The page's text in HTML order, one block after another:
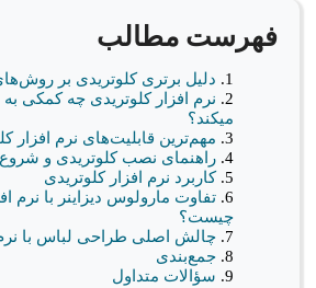
فهرست مطالب
دلیل برتری کلوتریدی بر
نرم افزار کلوتریدی چه کمکی
میکند؟
مهم‌ترین قابلیت‌های نرم افزار
راهنمای نصب کلوتریدی و شروع
کاربرد نرم افزار کلوتریدی
تفاوت مارولوس دیزاینر با نرم
چیست؟
چالش اصلی طراحی لباس با نرم
جمع‌بندی
سؤالات متداول